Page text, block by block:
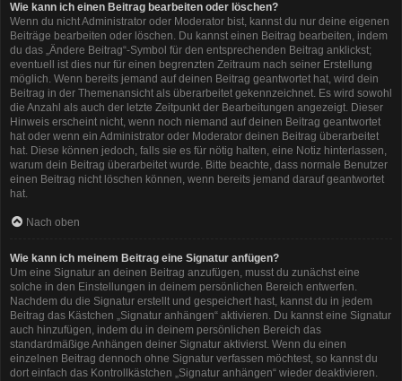
Wie kann ich einen Beitrag bearbeiten oder löschen?
Wenn du nicht Administrator oder Moderator bist, kannst du nur deine eigenen
Beiträge bearbeiten oder löschen. Du kannst einen Beitrag bearbeiten, indem
du das „Ändere Beitrag“-Symbol für den entsprechenden Beitrag anklickst;
eventuell ist dies nur für einen begrenzten Zeitraum nach seiner Erstellung
möglich. Wenn bereits jemand auf deinen Beitrag geantwortet hat, wird dein
Beitrag in der Themenansicht als überarbeitet gekennzeichnet. Es wird sowohl
die Anzahl als auch der letzte Zeitpunkt der Bearbeitungen angezeigt. Dieser
Hinweis erscheint nicht, wenn noch niemand auf deinen Beitrag geantwortet
hat oder wenn ein Administrator oder Moderator deinen Beitrag überarbeitet
hat. Diese können jedoch, falls sie es für nötig halten, eine Notiz hinterlassen,
warum dein Beitrag überarbeitet wurde. Bitte beachte, dass normale Benutzer
einen Beitrag nicht löschen können, wenn bereits jemand darauf geantwortet
hat.
Nach oben
Wie kann ich meinem Beitrag eine Signatur anfügen?
Um eine Signatur an deinen Beitrag anzufügen, musst du zunächst eine
solche in den Einstellungen in deinem persönlichen Bereich entwerfen.
Nachdem du die Signatur erstellt und gespeichert hast, kannst du in jedem
Beitrag das Kästchen „Signatur anhängen“ aktivieren. Du kannst eine Signatur
auch hinzufügen, indem du in deinem persönlichen Bereich das
standardmäßige Anhängen deiner Signatur aktivierst. Wenn du einen
einzelnen Beitrag dennoch ohne Signatur verfassen möchtest, so kannst du
dort einfach das Kontrollkästchen „Signatur anhängen“ wieder deaktivieren.